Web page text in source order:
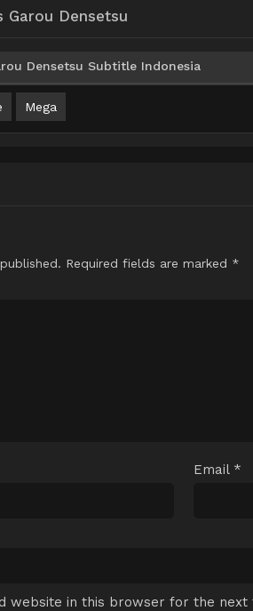
Densetsu
Densetsu Subtitle Indonesia
Mega
Required fields are marked *
Email *
website in this browser for the next